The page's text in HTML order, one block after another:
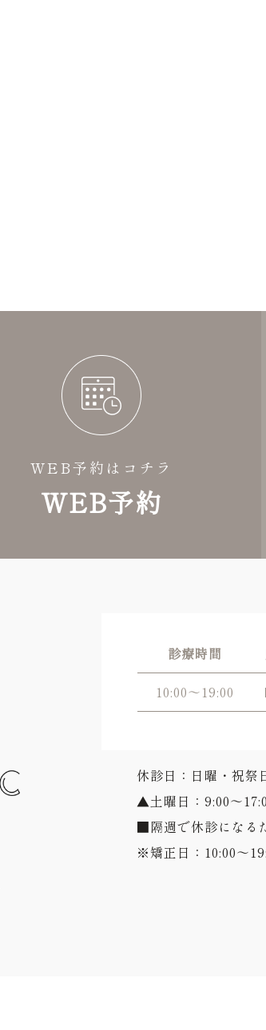
WEB予約はコチラ
WEB予約
診療時間
10:00～19:00
休診日：日曜・祝祭
▲土曜日：9:00～
■隔週で休診になる
※矯正日：10:00～